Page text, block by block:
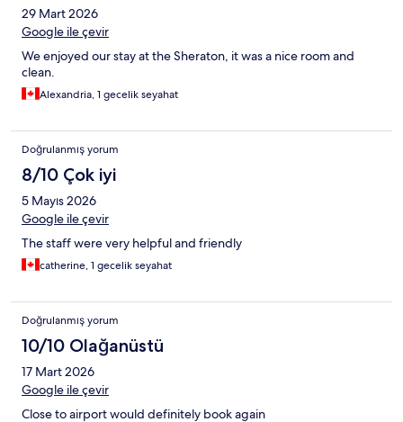
29 Mart 2026
Google ile çevir
We enjoyed our stay at the Sheraton, it was a nice room and
clean.
Alexandria, 1 gecelik seyahat
Doğrulanmış yorum
8/10 Çok iyi
5 Mayıs 2026
Google ile çevir
The staff were very helpful and friendly
catherine, 1 gecelik seyahat
Doğrulanmış yorum
10/10 Olağanüstü
17 Mart 2026
Google ile çevir
Close to airport would definitely book again